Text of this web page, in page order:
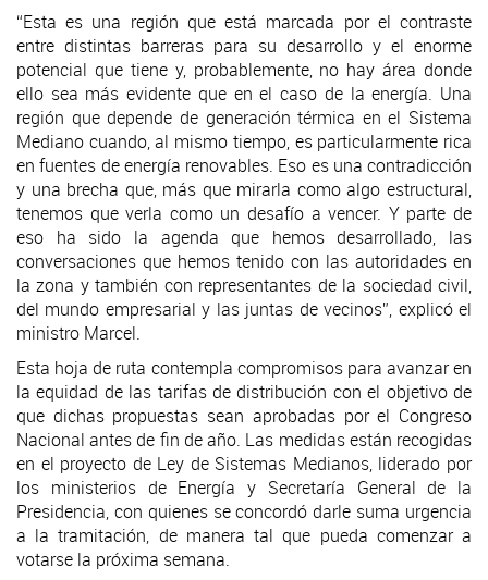
“Esta es una región que está marcada por el contraste
entre distintas barreras para su desarrollo y el enorme
potencial que tiene y, probablemente, no hay área donde
ello sea más evidente que en el caso de la energía. Una
región que depende de generación térmica en el Sistema
Mediano cuando, al mismo tiempo, es particularmente rica
en fuentes de energía renovables. Eso es una contradicción
y una brecha que, más que mirarla como algo estructural,
tenemos que verla como un desafío a vencer. Y parte de
eso ha sido la agenda que hemos desarrollado, las
conversaciones que hemos tenido con las autoridades en
la zona y también con representantes de la sociedad civil,
del mundo empresarial y las juntas de vecinos”, explicó el
ministro Marcel.
Esta hoja de ruta contempla compromisos para avanzar en
la equidad de las tarifas de distribución con el objetivo de
que dichas propuestas sean aprobadas por el Congreso
Nacional antes de fin de año. Las medidas están recogidas
en el proyecto de Ley de Sistemas Medianos, liderado por
los ministerios de Energía y Secretaría General de la
Presidencia, con quienes se concordó darle suma urgencia
a la tramitación, de manera tal que pueda comenzar a
votarse la próxima semana.